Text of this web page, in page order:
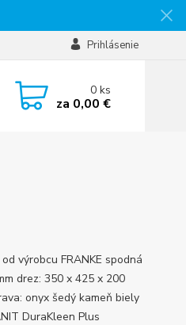
Prihlásenie
0ks
za 0,00 €
výrobcu FRANKE spodná
drez: 350 x 425 x 200
onyx šedý kameň biely
DuraKleen Plus